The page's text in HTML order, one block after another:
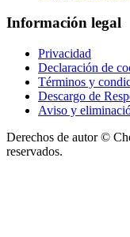
Información legal
Privacidad
Declaración de
Términos y
Descargo de
Aviso y
Derechos de autor ©
reservados.